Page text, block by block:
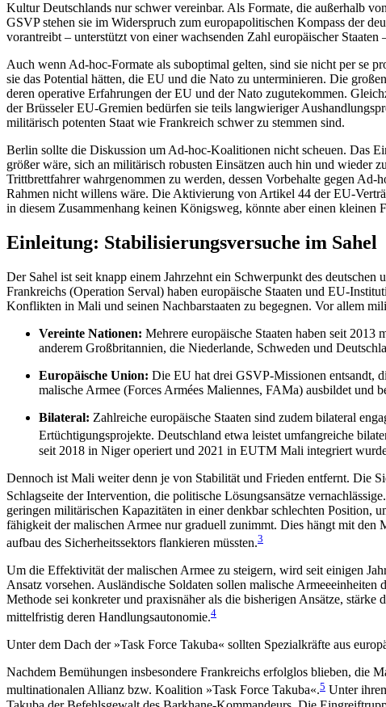
Kultur Deutschlands nur schwer vereinbar. Als For­mate, die außerhalb
GSVP stehen sie im Widerspruch zum europapolitischen Kompass der
vorantreibt – unterstützt von einer wachsenden Zahl europäischer
Auch wenn Ad-hoc-Formate als suboptimal gelten, sind sie nicht per se
sie das Potential hätten, die EU und die Nato zu unterminieren. Die
deren operative Erfahrungen der EU und der Nato zugutekommen.
der Brüsseler EU-Gremien bedürfen sie teils langwieriger
militärisch potenten Staat wie Frankreich schwer zu stemmen sind.
Berlin sollte die Diskussion um Ad-hoc-Koalitionen nicht scheuen. Das
größer wäre, sich an militärisch robusten Einsätzen auch hin und
Trittbrettfahrer wahrgenommen zu werden, dessen Vorbehalte gegen
Rahmen nicht willens wäre. Die Aktivierung von Artikel 44 der EU-
in die­sem Zusammenhang keinen Königsweg, könnte aber einen
Einleitung: Stabilisierungs­versuche im Sahel
Der Sahel ist seit knapp einem Jahrzehnt ein Schwer­punkt des
Frankreichs (Operation Serval) haben europäische Staaten und EU-
Konflikten in Mali und seinen Nachbarstaaten zu begegnen. Vor allem
Vereinte Nationen: Mehrere europäische Staaten haben seit
anderem Großbritannien, die Niederlande, Schweden und
Europäische Union: Die EU hat drei GSVP-Missio­nen entsandt,
malische Armee (Forces Armées Maliennes, FAMa) ausbildet und
Bilateral: Zahlreiche europäische Staaten sind zu­dem bilateral
Ertüchtigungsprojekte. Deutschland etwa leistet umfangreiche
seit 2018 in Niger operiert und 2021 in EUTM Mali integriert
Dennoch ist Mali weiter denn je von Stabilität und Frieden entfernt. Die
Schlagseite der Intervention, die politische Lösungsansätze vernachlässige.
geringen militärischen Kapazitäten in einer denk­bar schlechten Position,
fähigkeit der malischen Armee nur graduell zunimmt. Dies hängt mit den
aufbau des Sicherheitssektors flankieren müssten.3
Um die Effektivität der malischen Armee zu steigern, wird seit einigen
Ansatz vorsehen. Ausländische Soldaten sollen malische
Methode sei konkreter und praxisnäher als die bisherigen Ansätze,
mittelfristig deren Handlungsautonomie.4
Unter dem Dach der »Task Force Takuba« sollten Spezialkräfte aus
Nachdem Bemühungen insbesondere Frankreichs erfolglos blieben,
multinationalen Allianz bzw. Koalition »Task Force Takuba«.5 Unter